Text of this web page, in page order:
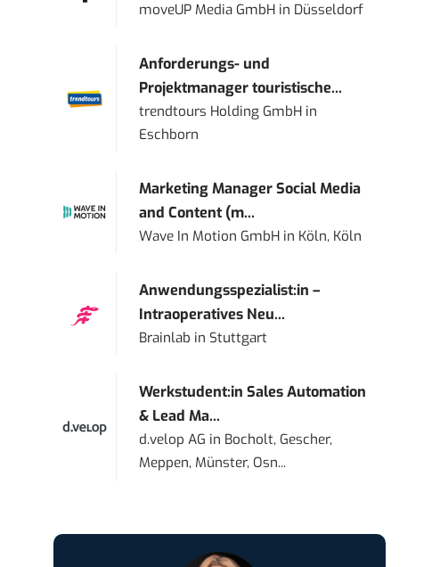
moveUP Media GmbH in Düsseldorf
Anforderungs- und
Projektmanager touristische...
trendtours Holding GmbH in
Eschborn
Marketing Manager Social Media
and Content (m...
Wave In Motion GmbH in Köln, Köln
Anwendungsspezialist:in –
Intraoperatives Neu...
Brainlab in Stuttgart
Werkstudent:in Sales Automation
& Lead Ma...
d.velop AG in Bocholt, Gescher,
Meppen, Münster, Osn...